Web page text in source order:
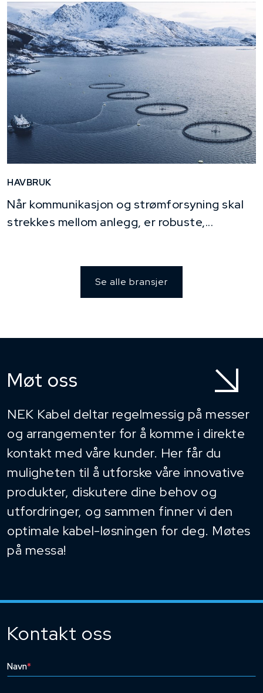
HAVBRUK
Når kommunikasjon og strømforsyning skal
strekkes mellom anlegg, er robuste,...
Se alle bransjer
Møt oss
NEK Kabel deltar regelmessig på messer
og arrangementer for å komme i direkte
kontakt med våre kunder. Her får du
muligheten til å utforske våre innovative
produkter, diskutere dine behov og
utfordringer, og sammen finner vi den
optimale kabel-løsningen for deg. Møtes
på messa!
Kontakt oss
Navn*